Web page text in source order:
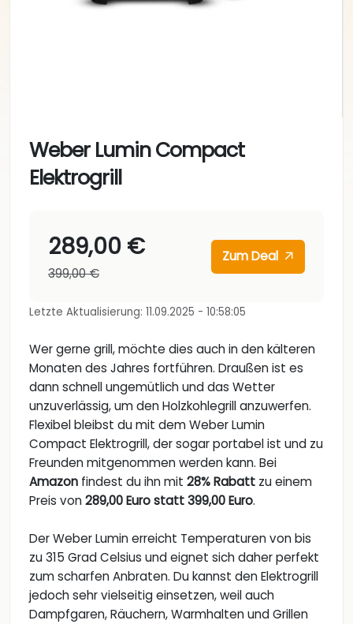
Weber Lumin Compact
Elektrogrill
289,00 €
399,00 €
Zum Deal
Letzte Aktualisierung: 11.09.2025 - 10:58:05
Wer gerne grill, möchte dies auch in den kälteren
Monaten des Jahres fortführen. Draußen ist es
dann schnell ungemütlich und das Wetter
unzuverlässig, um den Holzkohlegrill anzuwerfen.
Flexibel bleibst du mit dem Weber Lumin
Compact Elektrogrill, der sogar portabel ist und zu
Freunden mitgenommen werden kann. Bei
Amazon findest du ihn mit 28% Rabatt zu einem
Preis von289,00 Euro statt 399,00 Euro.
Der Weber Lumin erreicht Temperaturen von bis
zu 315 Grad Celsius und eignet sich daher perfekt
zum scharfen Anbraten. Du kannst den Elektrogrill
jedoch sehr vielseitig einsetzen, weil auch
Dampfgaren, Räuchern, Warmhalten und Grillen